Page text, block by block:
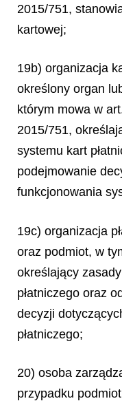
2015/751,
kartowej;
19b) organizacja
określony organ
którym mowa w
2015/751,
systemu kart
podejmowanie
funkcjonowania
19c) organizacja
oraz podmiot, w
określający
płatniczego oraz
decyzji
płatniczego;
20) osoba
przypadku